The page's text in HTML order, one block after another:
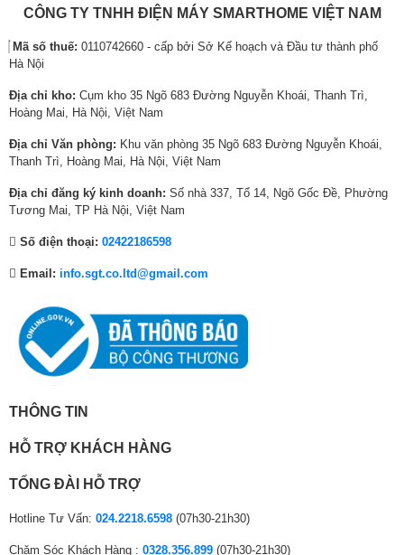
TurboDrum™ – Giặt mạnh mẽ, cảm ứng
nhẹ nhàng
TurboDrum™ mang đến khả năng giặt mạnh mẽ, đánh bay bụi bẩn cứng
đầu bằng luồng nước mạnh.
5
6
0
0
₫
,
5
8
8
0
0
0
₫
6
,
0
.
,
0
0
0
0
₫
6
0
:
,
0
0
CÔNG TY TNHH ĐIỆN MÁY SMARTHOME VIỆT NAM
Mã số thuế: 0110742660 - cấp bởi Sở Kế hoạch và Đầu tư thành phố
Hà Nội
Địa chỉ kho: Cụm kho 35 Ngõ 683 Đường Nguyễn Khoái, Thanh Trì,
Hoàng Mai, Hà Nội, Việt Nam
Địa chỉ Văn phòng: Khu văn phòng 35 Ngõ 683 Đường Nguyễn Khoái,
Thanh Trì, Hoàng Mai, Hà Nội, Việt Nam
Địa chỉ đăng ký kinh doanh: Số nhà 337, Tổ 14, Ngõ Gốc Đề, Phường
Tương Mai, TP Hà Nội, Việt Nam
Số điện thoại: 02422186598
Email: info.sgt.co.ltd@gmail.com
THÔNG TIN
HỖ TRỢ KHÁCH HÀNG
TỔNG ĐÀI HỖ TRỢ
Hotline Tư Vấn: 024.2218.6598 (07h30-21h30)
Chăm Sóc Khách Hàng : 0328.356.899 (07h30-21h30)